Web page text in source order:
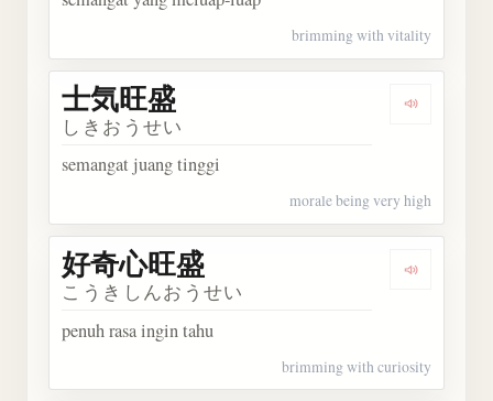
brimming with vitality
士気旺盛
しきおうせい
semangat juang tinggi
morale being very high
好奇心旺盛
こうきしんおうせい
penuh rasa ingin tahu
brimming with curiosity